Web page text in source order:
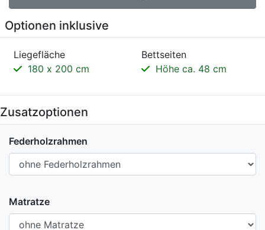
Optionen inklusive
Liegefläche
180 x 200 cm
Bettseiten
Höhe ca. 48 cm
Zusatzoptionen
Federholzrahmen
Matratze